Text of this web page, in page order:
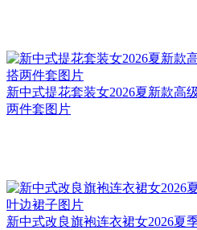
新中式提花套装女2026夏新款高
两件套图片
新中式改良旗袍连衣裙女2026夏